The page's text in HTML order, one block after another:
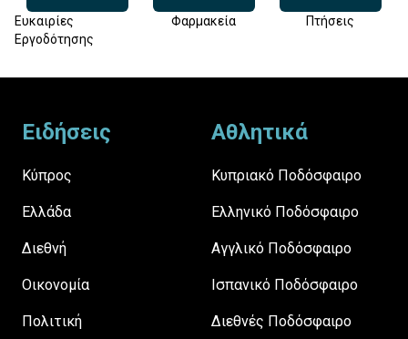
Ευκαιρίες
Εργοδότησης
Φαρμακεία Πτήσεις
Ειδήσεις
Κύπρος
Ελλάδα
Διεθνή
Οικονομία
Πολιτική
Αθλητικά
Κυπριακό Ποδόσφαιρο
Ελληνικό Ποδόσφαιρο
Αγγλικό Ποδόσφαιρο
Ισπανικό Ποδόσφαιρο
Διεθνές Ποδόσφαιρο